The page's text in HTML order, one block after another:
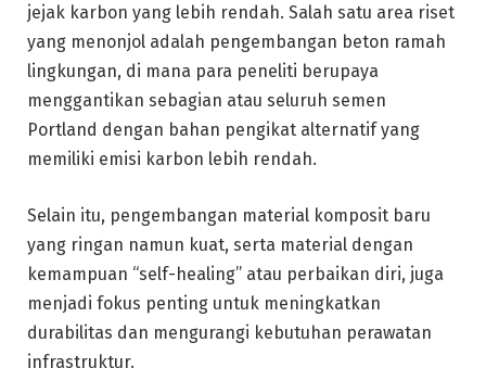
jejak karbon yang lebih rendah. Salah satu area riset
yang menonjol adalah pengembangan beton ramah
lingkungan, di mana para peneliti berupaya
menggantikan sebagian atau seluruh semen
Portland dengan bahan pengikat alternatif yang
memiliki emisi karbon lebih rendah.
Selain itu, pengembangan material komposit baru
yang ringan namun kuat, serta material dengan
kemampuan “self-healing” atau perbaikan diri, juga
menjadi fokus penting untuk meningkatkan
durabilitas dan mengurangi kebutuhan perawatan
infrastruktur.